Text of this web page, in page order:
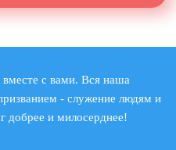
с вами. Вся наша
- служение людям и
добрее и милосерднее!